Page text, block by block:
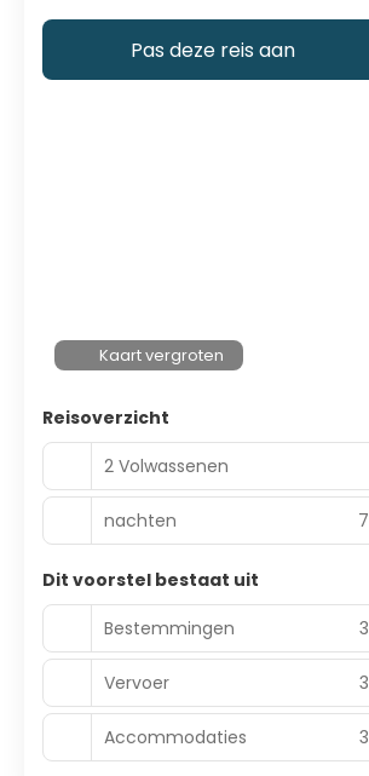
Pas deze reis aan
Kaart vergroten
Reisoverzicht
2 Volwassenen
nachten 7
Dit voorstel bestaat uit
Bestemmingen
3
Vervoer 3
Accommodaties 3